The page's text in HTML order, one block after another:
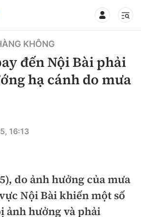
KHÔNG
đến Nội Bài phải
hạ cánh do mưa
16:13
do ảnh hưởng của mưa
Nội Bài khiến một số
ảnh hưởng và phải